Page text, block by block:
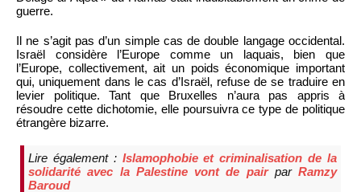
guerre.
Il ne s’agit pas d’un simple cas de double langage occidental.
Israël considère l’Europe comme un laquais, bien que
l’Europe, collectivement, ait un poids économique important
qui, uniquement dans le cas d’Israël, refuse de se traduire en
levier politique. Tant que Bruxelles n’aura pas appris à
résoudre cette dichotomie, elle poursuivra ce type de politique
étrangère bizarre.
Lire également : Islamophobie et criminalisation de la
solidarité avec la Palestine vont de pairpar Ramzy
Baroud